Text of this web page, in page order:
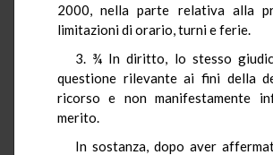
2000, nella parte relativa alla
limitazioni di orario, turni e ferie.
3. ¾ In diritto, lo stesso
questione rilevante ai fini della
ricorso e non manifestamente
merito.
In sostanza, dopo aver